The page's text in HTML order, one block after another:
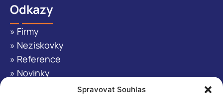
Spravovat Souhlas
Odkazy
» Firmy
» Neziskovky
» Reference
» Novinky